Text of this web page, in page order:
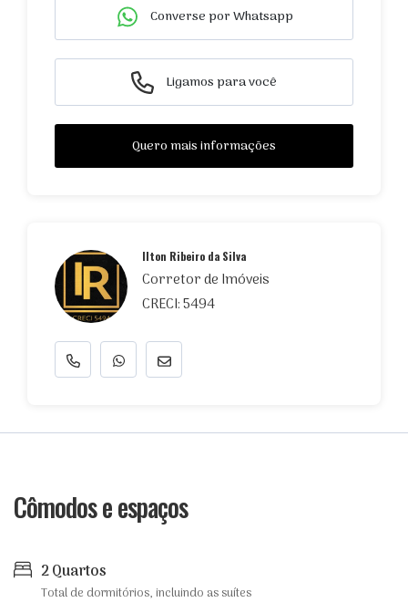
Converse por Whatsapp
Ligamos para você
Quero mais informações
Ilton Ribeiro da Silva
Corretor de Imóveis
CRECI: 5494
Cômodos e espaços
2 Quartos
Total de dormitórios, incluindo as suítes